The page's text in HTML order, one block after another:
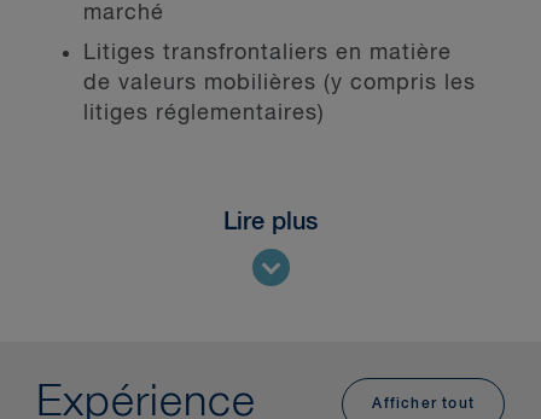
marché
Litiges transfrontaliers en matière
de valeurs mobilières (y compris les
litiges réglementaires)
Lire plus
Plusieurs secteurs comptent sur nous
pour les aider à gérer et à réduire les
Courtiers de plein exercice et
Expérience Afficher tout